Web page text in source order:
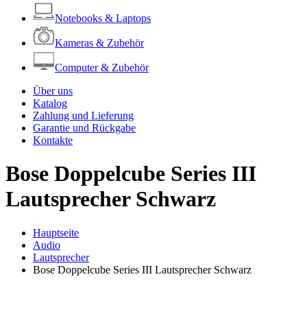
Notebooks & Laptops
Kameras & Zubehör
Computer & Zubehör
Über uns
Katalog
Zahlung und Lieferung
Garantie und Rückgabe
Kontakte
Bose Doppelcube Series III
Lautsprecher Schwarz
Hauptseite
Audio
Lautsprecher
Bose Doppelcube Series III Lautsprecher Schwarz